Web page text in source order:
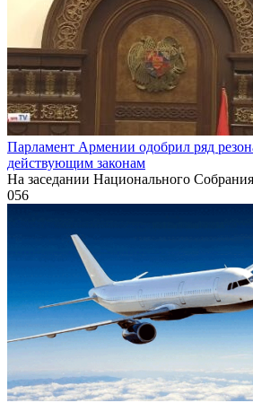
Парламент Армении одобрил ряд
действующим законам
На заседании Национального
056